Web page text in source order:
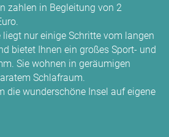
zahlen in Begleitung von 2
nur einige Schritte vom langen
bietet Ihnen ein großes Sport- und
Sie wohnen in geräumigen
Schlafraum.
die wunderschöne Insel auf eigene